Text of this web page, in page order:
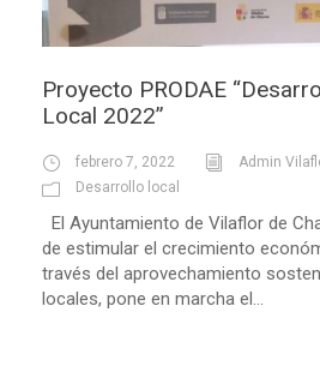
Proyecto PRODAE
Local 2022”
febrero 7, 2022
Admin
Desarrollo local
El Ayuntamiento de Vilaflor de
de estimular el crecimiento
través del aprovechamiento
locales, pone en marcha el...